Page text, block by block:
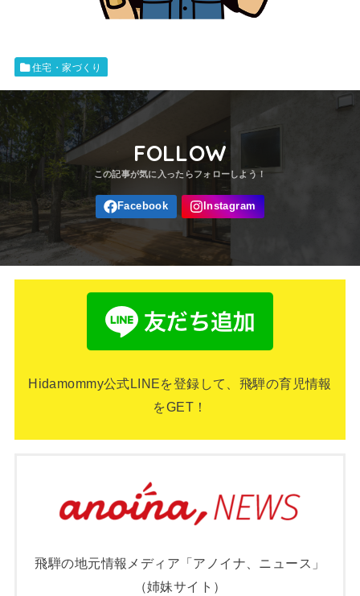
住宅・家づくり
FOLLOW
Hidamommy公式LINEを登録して、飛騨の育児情報
をGET！
飛騨の地元情報メディア「アノイナ、ニュース」
（姉妹サイト）